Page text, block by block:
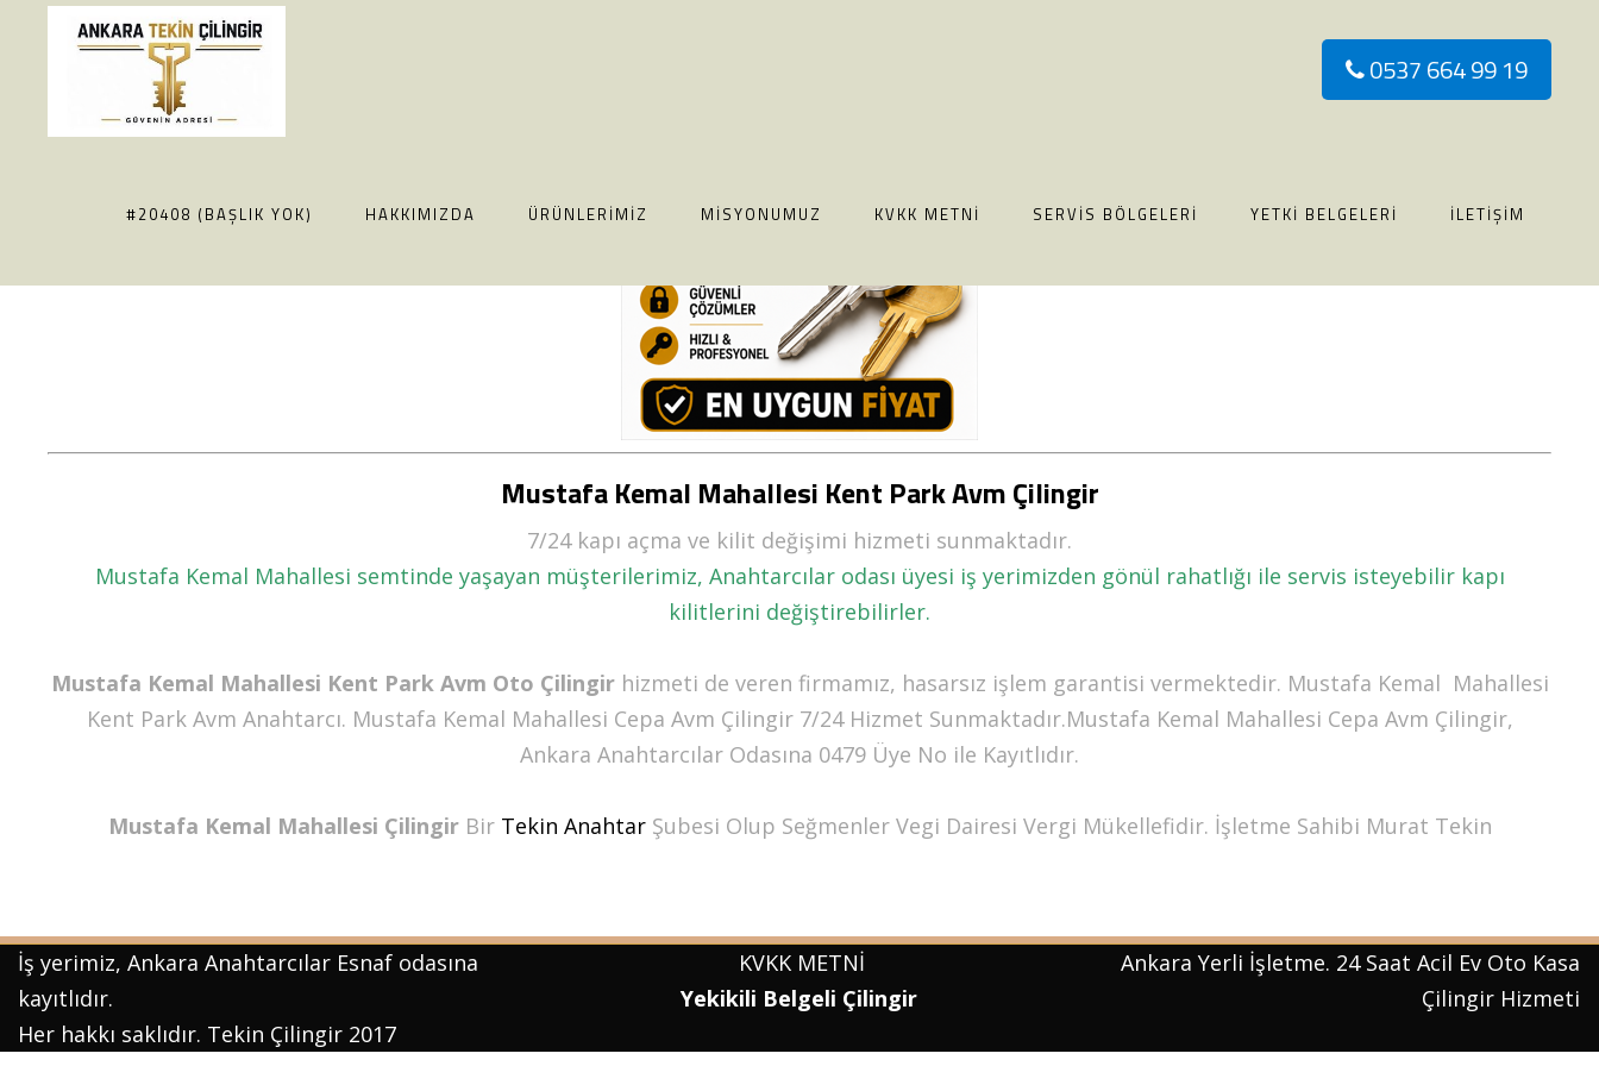
0537 664 99 19
#20408 (BAŞLIK YOK) HAKKIMIZDA ÜRÜNLERIMIZ MISYONUMUZ KVKK METNI SERVIS BÖLGELERI YETKI BELGELERI İLETIŞIM
Mustafa Kemal Mahallesi Kent Park Avm Çilingir
7/24 kapı açma ve kilit değişimi hizmeti sunmaktadır.
Mustafa Kemal Mahallesi semtinde yaşayan müşterilerimiz, Anahtarcılar odası üyesi iş yerimizden gönül rahatlığı ile servis isteyebilir kapı
kilitlerini değiştirebilirler.
Mustafa Kemal Mahallesi Kent Park Avm Oto Çilingirhizmeti de veren firmamız, hasarsız işlem garantisi vermektedir. Mustafa Kemal Mahallesi
Kent Park Avm Anahtarcı. Mustafa Kemal Mahallesi Cepa Avm Çilingir 7/24 Hizmet Sunmaktadır.Mustafa Kemal Mahallesi Cepa Avm Çilingir,
Ankara Anahtarcılar Odasına 0479 Üye No ile Kayıtlıdır.
Mustafa Kemal Mahallesi ÇilingirBir Tekin AnahtarŞubesi Olup Seğmenler Vegi Dairesi Vergi Mükellefidir. İşletme Sahibi Murat Tekin
İş yerimiz, Ankara Anahtarcılar Esnaf odasına
kayıtlıdır.
Her hakkı saklıdır. Tekin Çilingir 2017
KVKKMETNİ
Yekikili Belgeli Çilingir
Ankara Yerli İşletme. 24 Saat Acil Ev Oto Kasa
Çilingir Hizmeti